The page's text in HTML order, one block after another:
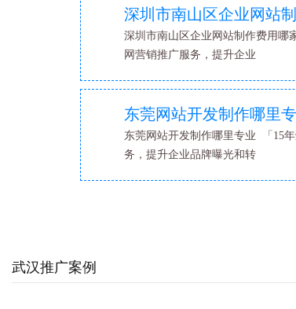
深圳市南山区企业网站
深圳市南山区企业网站制作费用哪
网营销推广服务，提升企业
东莞网站开发制作哪里
东莞网站开发制作哪里专业 「15
务，提升企业品牌曝光和转
武汉推广案例